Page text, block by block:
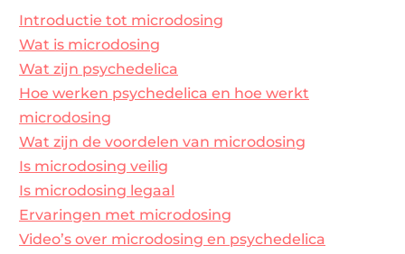
Introductie tot microdosing
Wat is microdosing
Wat zijn psychedelica
Hoe werken psychedelica en hoe werkt
microdosing
Wat zijn de voordelen van microdosing
Is microdosing veilig
Is microdosing legaal
Ervaringen met microdosing
Video’s over microdosing en psychedelica